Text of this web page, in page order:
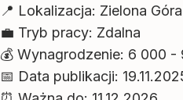
📍 Lokalizacja: Zielona Góra
💼 Tryb pracy: Zdalna
💰 Wynagrodzenie: 6 000 -
📅 Data publikacji: